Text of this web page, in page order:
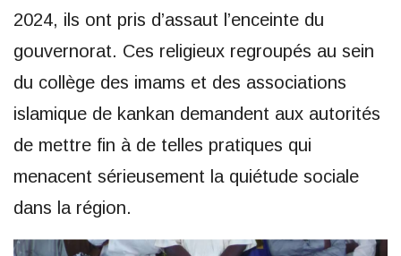
2024, ils ont pris d’assaut l’enceinte du
gouvernorat. Ces religieux regroupés au sein
du collège des imams et des associations
islamique de kankan demandent aux autorités
de mettre fin à de telles pratiques qui
menacent sérieusement la quiétude sociale
dans la région.